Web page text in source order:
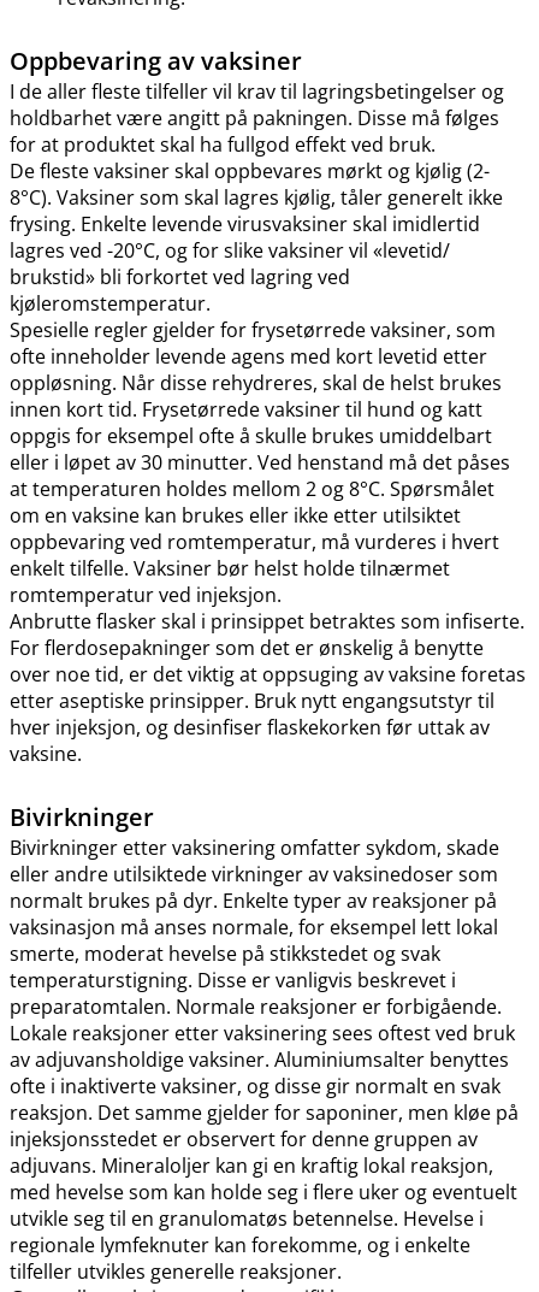
Oppbevaring av vaksiner
I de aller fleste tilfeller vil krav til lagringsbetingelser og
holdbarhet være angitt på pakningen. Disse må følges
for at produktet skal ha fullgod effekt ved bruk.
De fleste vaksiner skal oppbevares mørkt og kjølig (2-
8°C). Vaksiner som skal lagres kjølig, tåler generelt ikke
frysing. Enkelte levende virusvaksiner skal imidlertid
lagres ved -20°C, og for slike vaksiner vil «levetid​/​
brukstid» bli forkortet ved lagring ved
kjøleromstemperatur.
Spesielle regler gjelder for frysetørrede vaksiner, som
ofte inneholder levende agens med kort levetid etter
oppløsning. Når disse rehydreres, skal de helst brukes
innen kort tid. Frysetørrede vaksiner til hund og katt
oppgis for eksempel ofte å skulle brukes umiddelbart
eller i løpet av 30 minutter. Ved henstand må det påses
at temperaturen holdes mellom 2 og 8°C. Spørsmålet
om en vaksine kan brukes eller ikke etter utilsiktet
oppbevaring ved romtemperatur, må vurderes i hvert
enkelt tilfelle. Vaksiner bør helst holde tilnærmet
romtemperatur ved injeksjon.
Anbrutte flasker skal i prinsippet betraktes som infiserte.
For flerdosepakninger som det er ønskelig å benytte
over noe tid, er det viktig at oppsuging av vaksine foretas
etter aseptiske prinsipper. Bruk nytt engangsutstyr til
hver injeksjon, og desinfiser flaskekorken før uttak av
vaksine.
Bivirkninger
Bivirkninger etter vaksinering omfatter sykdom, skade
eller andre utilsiktede virkninger av vaksinedoser som
normalt brukes på dyr. Enkelte typer av reaksjoner på
vaksinasjon må anses normale, for eksempel lett lokal
smerte, moderat hevelse på stikkstedet og svak
temperaturstigning. Disse er vanligvis beskrevet i
preparatomtalen. Normale reaksjoner er forbigående.
Lokale reaksjoner etter vaksinering sees oftest ved bruk
av adjuvansholdige vaksiner. Aluminiumsalter benyttes
ofte i inaktiverte vaksiner, og disse gir normalt en svak
reaksjon. Det samme gjelder for saponiner, men kløe på
injeksjonsstedet er observert for denne gruppen av
adjuvans. Mineraloljer kan gi en kraftig lokal reaksjon,
med hevelse som kan holde seg i flere uker og eventuelt
utvikle seg til en granulomatøs betennelse. Hevelse i
regionale lymfeknuter kan forekomme, og i enkelte
tilfeller utvikles generelle reaksjoner.